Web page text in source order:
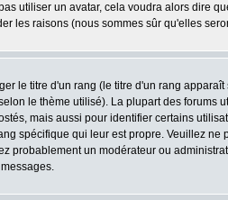
utiliser un avatar, cela voudra alors dire
les raisons (nous sommes sûr qu'elles
le titre d'un rang (le titre d'un rang
le thème utilisé). La plupart des forums
mais aussi pour identifier certains
spécifique qui leur est propre. Veuillez ne
probablement un modérateur ou